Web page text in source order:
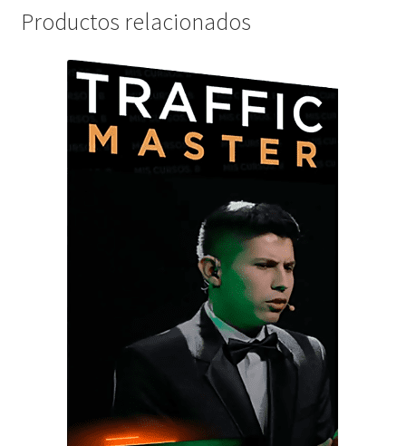
Productos relacionados